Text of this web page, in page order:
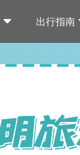
出行指南